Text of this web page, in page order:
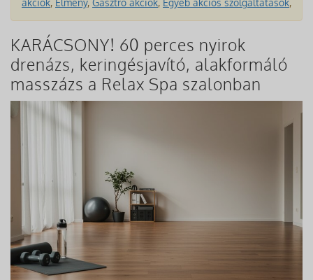
KARÁCSONY! 60 perces nyirok
drenázs, keringésjavító, alakformáló
masszázs a Relax Spa szalonban